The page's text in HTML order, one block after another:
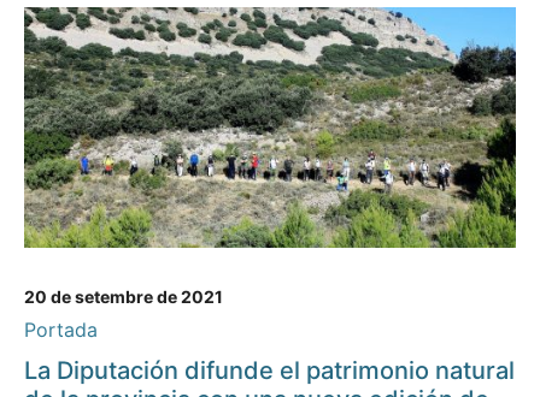
20 de setembre de 2021
Portada
La Diputación difunde el patrimonio natural